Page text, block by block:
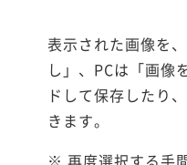
表示された画像を
し」、PCは「画像
ドして保存したり
きます。
※ 再度選択する手